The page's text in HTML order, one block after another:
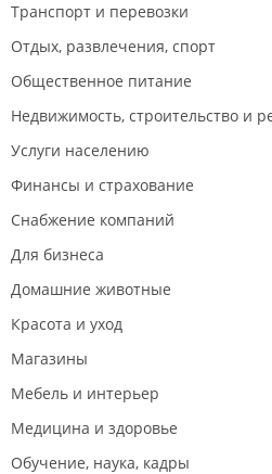
Транспорт и перевозки
Отдых, развлечения, спорт
Общественное питание
Недвижимость, строительство и
Услуги населению
Финансы и страхование
Снабжение компаний
Для бизнеса
Домашние животные
Красота и уход
Магазины
Мебель и интерьер
Медицина и здоровье
Обучение, наука, кадры